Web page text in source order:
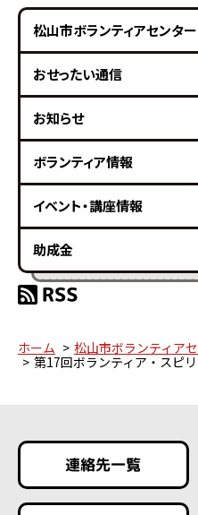
松山市ボランティアセンター
おせったい通信
お知らせ
ボランティア情報
イベント・講座情報
助成金
ホーム 松山市ボランティア
第17回ボランティア・スピ
連絡先一覧